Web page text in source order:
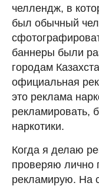
челлендж, в
был обычный
баннеры были
городам
официальная
это реклама
рекламировать,
наркотики.
Когда я делаю
проверяю лично
рекламирую. На